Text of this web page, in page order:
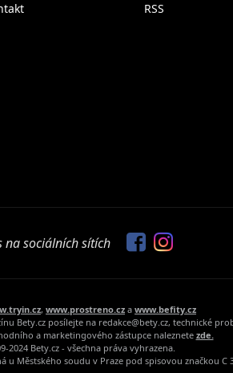
RSS
na sociálních sítích
, www.prostreno.cz a www.befity.cz
Bety.cz posílejte na redakce@bety.cz, technické
a marketingového zástupce naleznetezde.
2024 Bety.cz - všechna práva vyhrazena.
u Městského soudu v Praze pod spisovou značkou C